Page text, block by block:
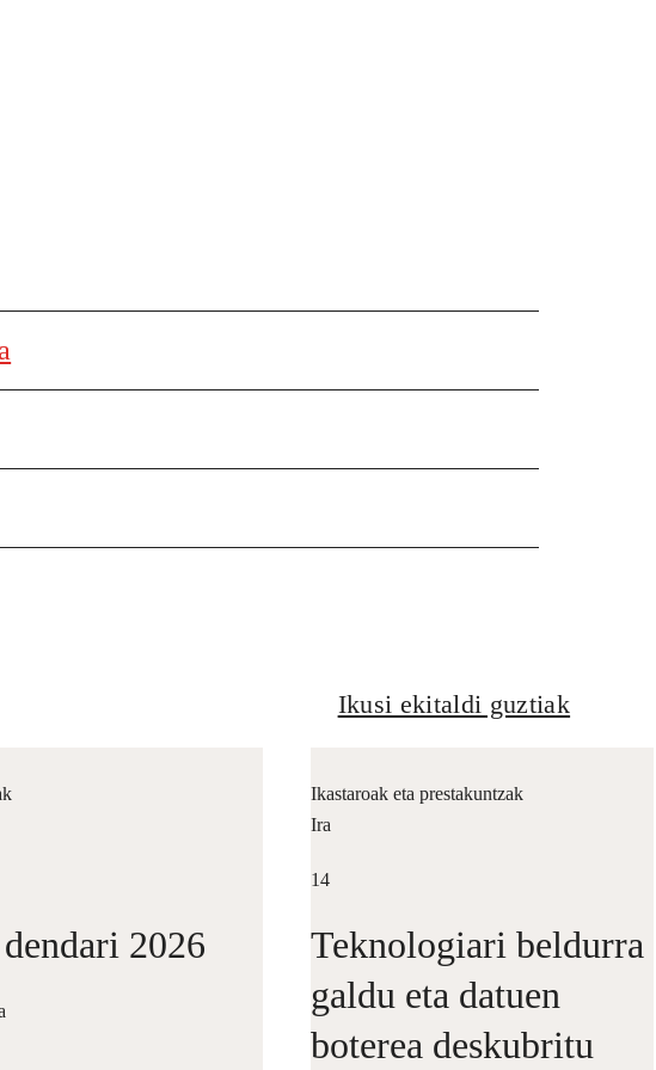
Ikusi ekitaldi guztiak
2026
Ikastaroak eta prestakuntzak
Ira
14
Teknologiari beldurra
galdu eta datuen
boterea deskubritu